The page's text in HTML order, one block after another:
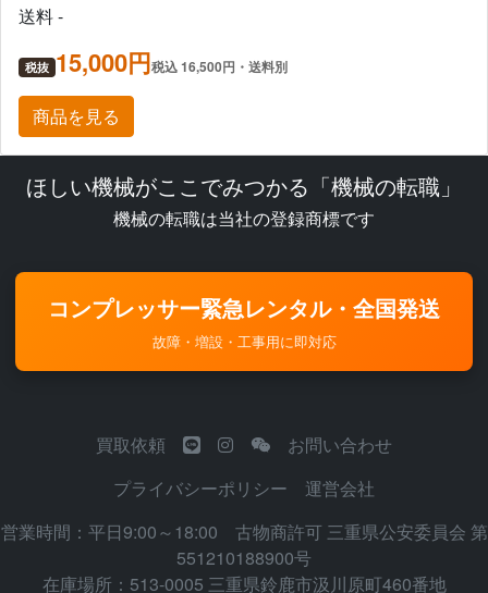
送料 -
税抜 15,000円税込 16,500円・送料別
商品を見る
ほしい機械がここでみつかる「機械の転職」
機械の転職は当社の登録商標です
コンプレッサー緊急レンタル・全国発送
故障・増設・工事用に即対応
買取依頼
お問い合わせ
プライバシーポリシー
運営会社
営業時間：平日9:00～18:00 古物商許可 三重県公安委員会 第
551210188900号
在庫場所：513-0005 三重県鈴鹿市汲川原町460番地